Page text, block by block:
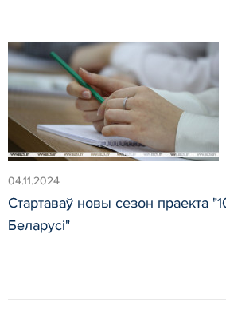
04.11.2024
Стартаваў новы сезон праекта
Беларусі"